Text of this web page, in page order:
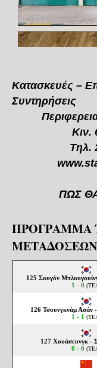
Κατασκευές –
Συντηρήσεις
Κιν.
Τηλ.
ΠΩΣ
ΠΡΟΓΡΑΜΜΑ
ΜΕΤΑΔΟΣΕΩΝ